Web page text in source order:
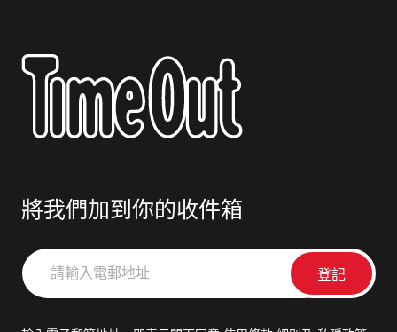
將我們加到你的收件箱
請
輸